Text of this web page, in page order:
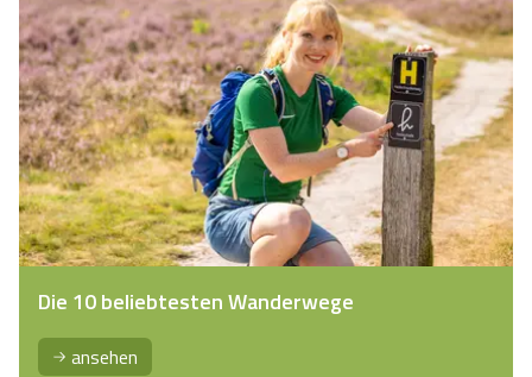
Die 10 beliebtesten Wanderwege
ansehen